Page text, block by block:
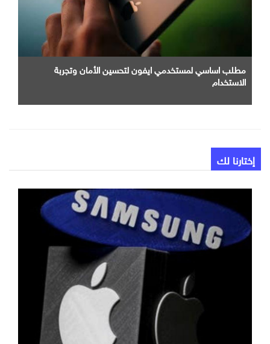
مطلب اساسي لمستخدمي ايفون لتحسين الأمان وتجربة
الاستخدام
إختارنا لك